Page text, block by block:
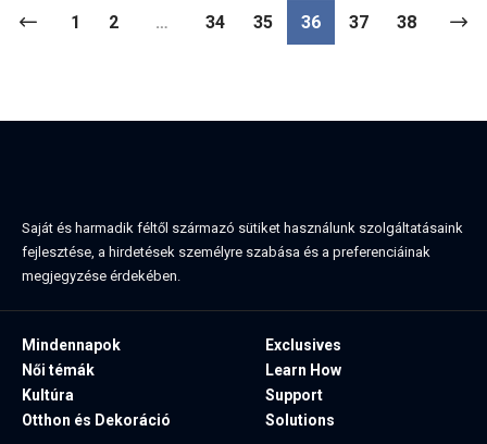
1 2 … 34 35 36 37 38
Saját és harmadik féltől származó sütiket használunk szolgáltatásaink
fejlesztése, a hirdetések személyre szabása és a preferenciáinak
megjegyzése érdekében.
Mindennapok
Női témák
Kultúra
Otthon és Dekoráció
Exclusives
Learn How
Support
Solutions